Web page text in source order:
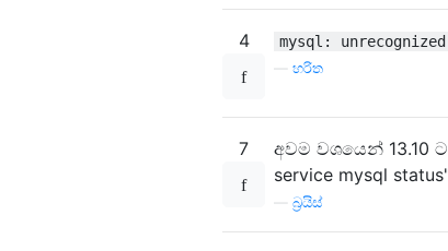
4 mysql:
හරිත
7
අවම වශයෙන් 13.10
service mysql
බ්‍රයිස්